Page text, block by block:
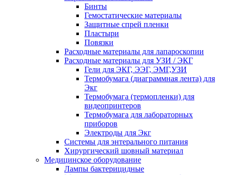
Бинты
Гемостатические материалы
Защитные спрей пленки
Пластыри
Повязки
Расходные материалы для лапароскопии
Расходные материалы для УЗИ / ЭКГ
Гели для ЭКГ, ЭЭГ, ЭМГ,УЗИ
Термобумага (диаграммная лента) для
Экг
Термобумага (термопленки) для
видеопринтеров
Термобумага для лабораторных
приборов
Электроды для Экг
Системы для энтерального питания
Хирургический шовный материал
Медицинское оборудование
Лампы бактерицидные